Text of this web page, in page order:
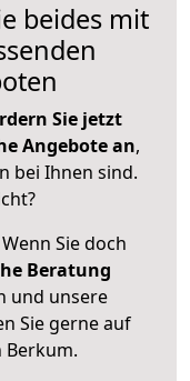
beides mit
Sie jetzt
Angebote an,
bei Ihnen sind.
Sie doch
Beratung
und unsere
Sie gerne auf
Berkum.